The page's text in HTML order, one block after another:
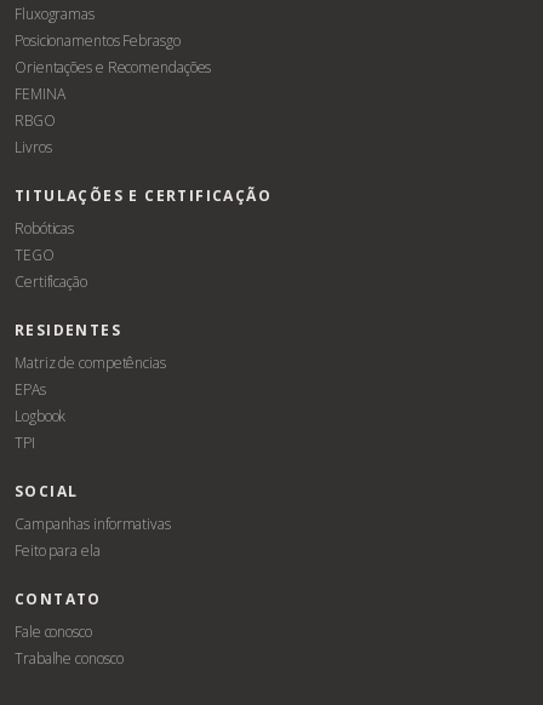
Fluxogramas
Posicionamentos Febrasgo
Orientações e Recomendações
FEMINA
RBGO
Livros
TITULAÇÕES E CERTIFICAÇÃO
Robóticas
TEGO
Certificação
RESIDENTES
Matriz de competências
EPAs
Logbook
TPI
SOCIAL
Campanhas informativas
Feito para ela
CONTATO
Fale conosco
Trabalhe conosco